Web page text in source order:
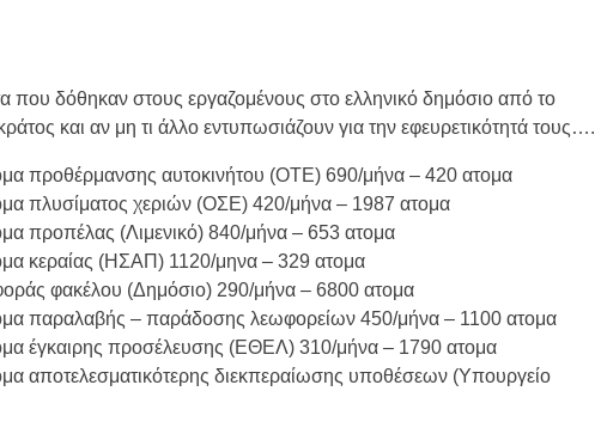
ύδρευση και αποχέτευση
Μακεδονίας
του Σωτήρος στην Παραλία Διονυσίου
περιοχή του Πόρτο Καρράς
ΣΤΟ ΠΛΑΤΑΝΟΧΩΡΙ ΚΑΙ ΣΤΗ ΣΑΡΑΚΗΝΑ
που δόθηκαν στους εργαζομένους στο ελληνικό δημόσιο από το
και αν μη τι άλλο εντυπωσιάζουν για την εφευρετικότητά τους….
προθέρμανσης αυτοκινήτου (ΟΤΕ) 690/μήνα – 420 ατομα
πλυσίματος χεριών (ΟΣΕ) 420/μήνα – 1987 ατομα
προπέλας (Λιμενικό) 840/μήνα – 653 ατομα
κεραίας (ΗΣΑΠ) 1120/μηνα – 329 ατομα
φακέλου (Δημόσιο) 290/μήνα – 6800 ατομα
παραλαβής – παράδοσης λεωφορείων 450/μήνα – 1100 ατομα
έγκαιρης προσέλευσης (ΕΘΕΛ) 310/μήνα – 1790 ατομα
αποτελεσματικότερης διεκπεραίωσης υποθέσεων (Υπουργείο